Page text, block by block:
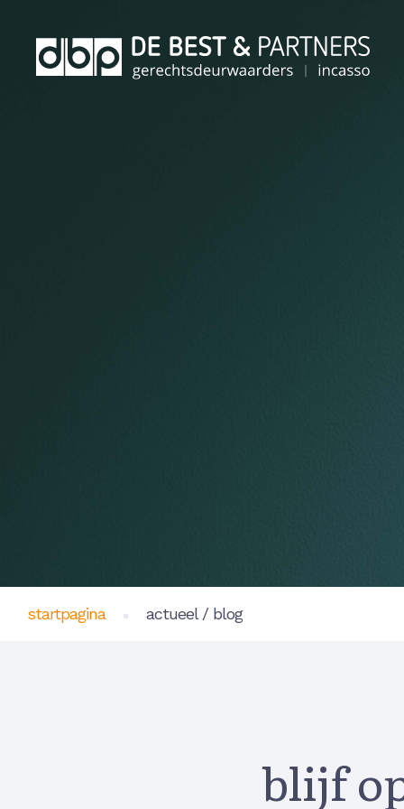
startpagina actueel / blog
blijf